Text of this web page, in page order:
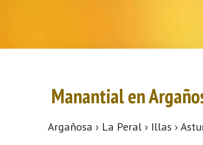
Manantial en
Argañosa › La Peral › Illas ›